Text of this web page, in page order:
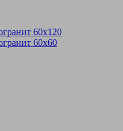
60х120
60х60